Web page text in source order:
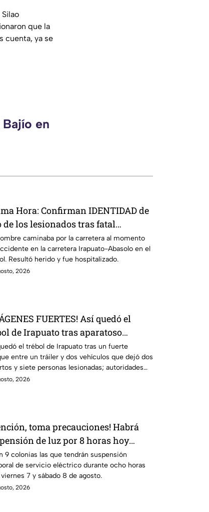
que la
cuenta, ya se
en
Hora: Confirman IDENTIDAD de
de los lesionados tras fatal
en Irapuato
caminaba por la carretera al momento
en la carretera Irapuato-Abasolo en el
Resultó herido y fue hospitalizado.
2026
FUERTES! Así quedó el
de Irapuato tras aparatoso
hay mu3rtos y lesionados
el trébol de Irapuato tras un fuerte
entre un tráiler y dos vehículos que dejó dos
y siete personas lesionadas; autoridades
en la zona
2026
toma precauciones! Habrá
de luz por 8 horas hoy
7 y mañana sábado 8 de agosto
sitios
9 colonias las que tendrán suspensión
de servicio eléctrico durante ocho horas
7 y sábado 8 de agosto.
2026